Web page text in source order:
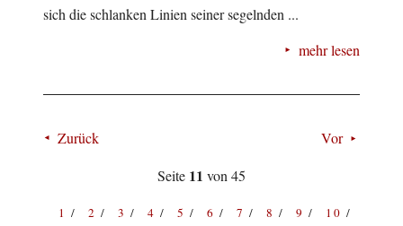
sich die schlanken Linien seiner segelnden ...
mehr lesen
Zurück
Vor
Seite 11 von 45
1 2 3 4 5 6 7 8 9
10